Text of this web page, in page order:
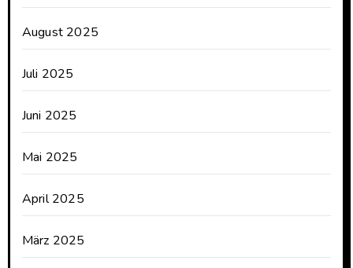
August 2025
Juli 2025
Juni 2025
Mai 2025
April 2025
März 2025